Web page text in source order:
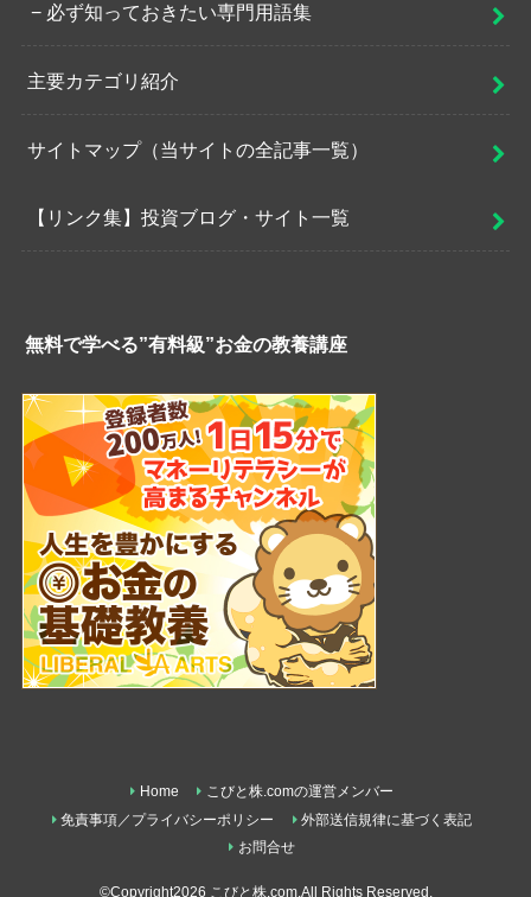
必ず知っておきたい専門用語集
主要カテゴリ紹介
サイトマップ（当サイトの全記事一覧）
【リンク集】投資ブログ・サイト一覧
無料で学べる”有料級”お金の教養講座
Home
こびと株.comの運営メンバー
免責事項／プライバシーポリシー
外部送信規律に基づく表記
お問合せ
©Copyright2026 こびと株.com.All Rights Reserved.